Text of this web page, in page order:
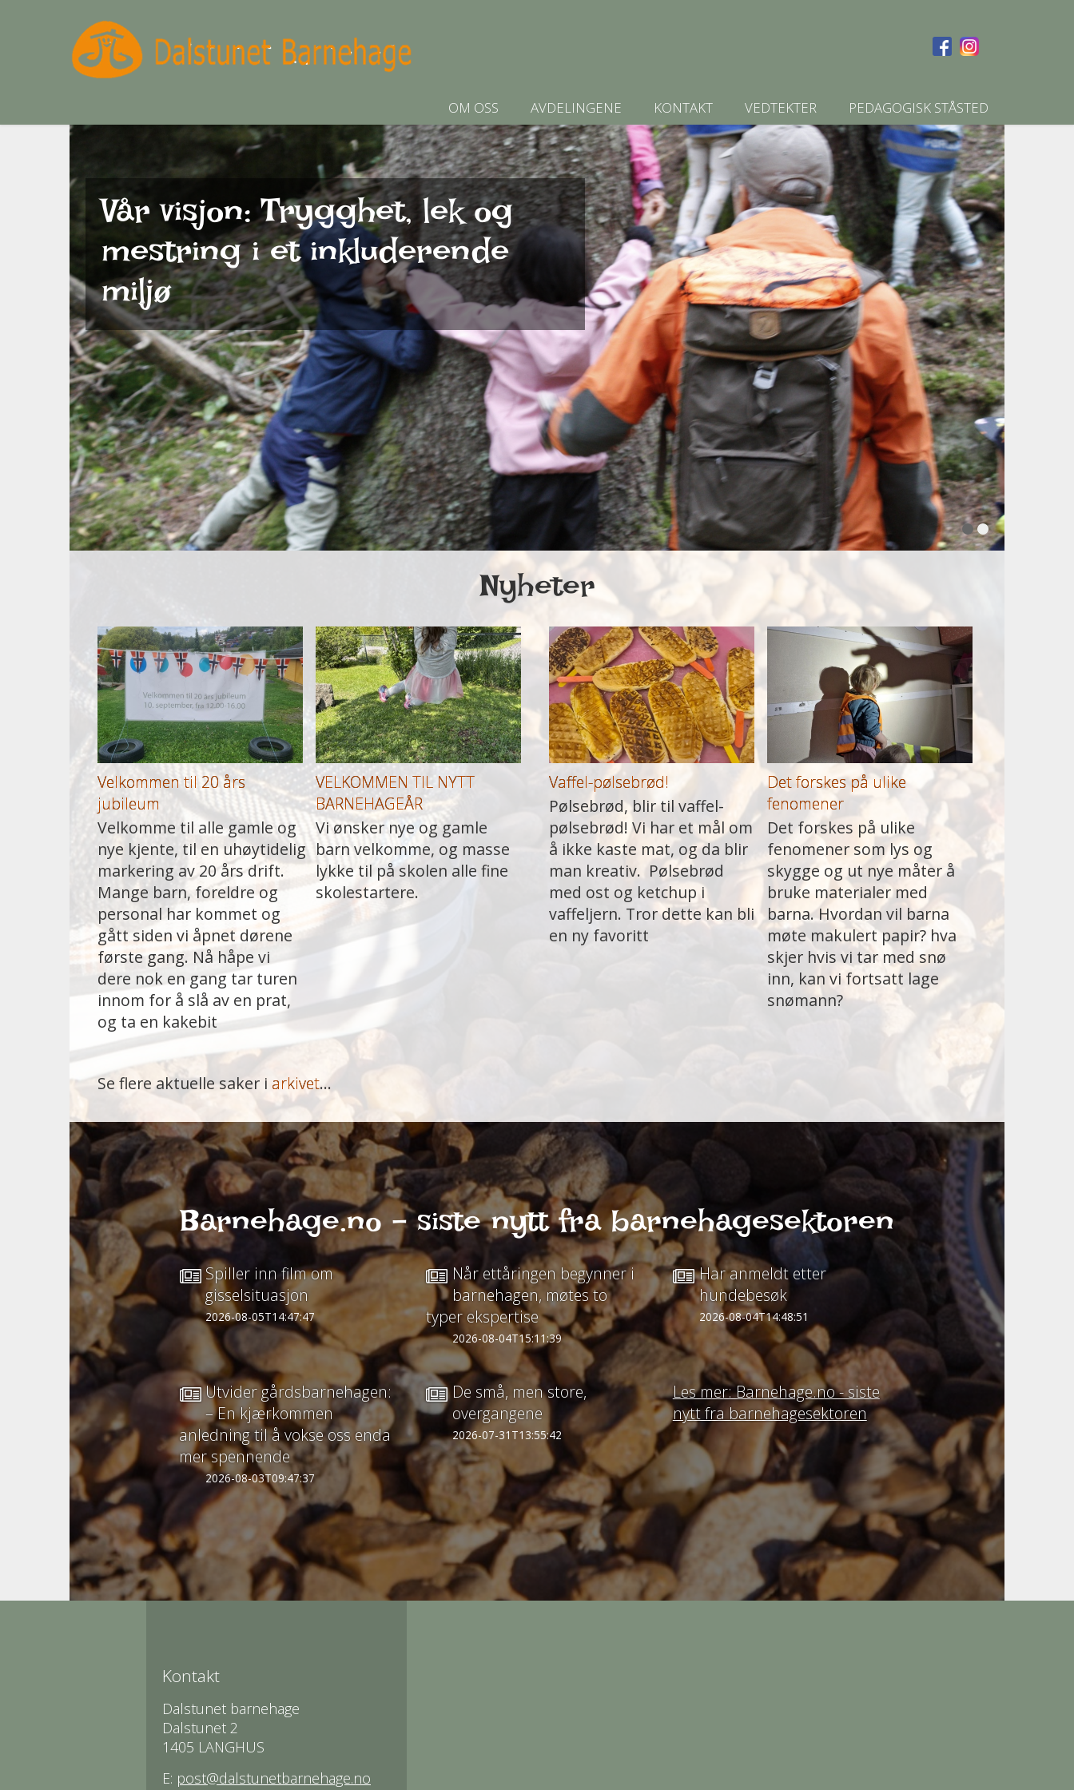
OM OSS AVDELINGENE KONTAKT VEDTEKTER PEDAGOGISK STÅSTED
Vår visjon: Trygghet, lek og
mestring i et inkluderende
miljø
Nyheter
Velkommen til 20 års
jubileum
Velkomme til alle gamle og
nye kjente, til en uhøytidelig
markering av 20 års drift.
Mange barn, foreldre og
personal har kommet og
gått siden vi åpnet dørene
første gang. Nå håpe vi
dere nok en gang tar turen
innom for å slå av en prat,
og ta en kakebit
VELKOMMEN TIL NYTT
BARNEHAGEÅR
Vi ønsker nye og gamle
barn velkomme, og masse
lykke til på skolen alle fine
skolestartere.
Vaffel-pølsebrød!
Pølsebrød, blir til vaffel-
pølsebrød! Vi har et mål om
å ikke kaste mat, og da blir
man kreativ. Pølsebrød
med ost og ketchup i
vaffeljern. Tror dette kan bli
en ny favoritt
Det forskes på ulike
fenomener
Det forskes på ulike
fenomener som lys og
skygge og ut nye måter å
bruke materialer med
barna. Hvordan vil barna
møte makulert papir? hva
skjer hvis vi tar med snø
inn, kan vi fortsatt lage
snømann?
Se flere aktuelle saker i arkivet...
Barnehage.no - siste nytt fra barnehagesektoren
Spiller inn film om
gisselsituasjon
2026-08-05T14:47:47
Når ettåringen begynner i
barnehagen, møtes to
typer ekspertise
2026-08-04T15:11:39
Har anmeldt etter
hundebesøk
2026-08-04T14:48:51
Utvider gårdsbarnehagen:
– En kjærkommen
anledning til å vokse oss enda
mer spennende
2026-08-03T09:47:37
De små, men store,
overgangene
2026-07-31T13:55:42
Les mer: Barnehage.no - siste
nytt fra barnehagesektoren
Kontakt
Dalstunet barnehage
Dalstunet 2
1405 LANGHUS
E: post@dalstunetbarnehage.no